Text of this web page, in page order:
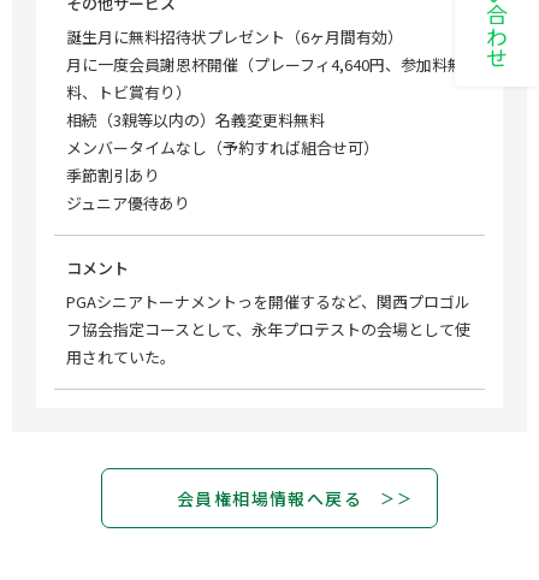
誕生月に無料招待状プレゼント（6ヶ月間有効）
月に一度会員謝恩杯開催（プレーフィ4,640円、参加料無
料、トビ賞有り）
相続（3親等以内の）名義変更料無料
メンバータイムなし（予約すれば組合せ可）
季節割引あり
ジュニア優待あり
コメント
PGAシニアトーナメントっを開催するなど、関西プロゴル
フ協会指定コースとして、永年プロテストの会場として使
用されていた。
会員権相場情報へ戻る